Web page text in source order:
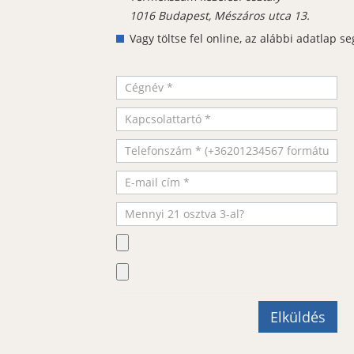
1016 Budapest, Mészáros utca 13.
Vagy töltse fel online, az alábbi adatlap